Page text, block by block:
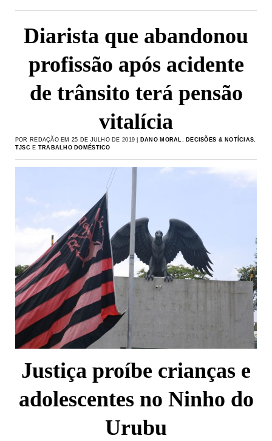
Diarista que abandonou
profissão após acidente
de trânsito terá pensão
vitalícia
POR REDAÇÃO EM 25 DE JULHO DE 2019 | DANO MORAL, DECISÕES & NOTÍCIAS,
TJSC E TRABALHO DOMÉSTICO
Justiça proíbe crianças e
adolescentes no Ninho do
Urubu